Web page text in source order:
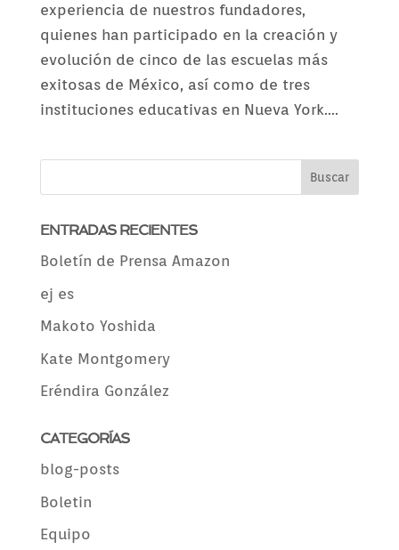
experiencia de nuestros fundadores,
quienes han participado en la creación y
evolución de cinco de las escuelas más
exitosas de México, así como de tres
instituciones educativas en Nueva York....
ENTRADAS RECIENTES
Boletín de Prensa Amazon
ej es
Makoto Yoshida
Kate Montgomery
Eréndira González
CATEGORÍAS
blog-posts
Boletin
Equipo